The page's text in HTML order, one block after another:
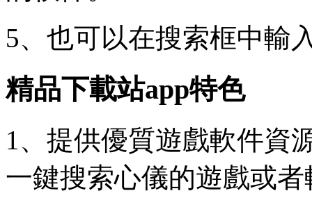
5、也可以在搜索框中輸
精品下載站app特色
1、提供優質遊戲軟件資
一鍵搜索心儀的遊戲或